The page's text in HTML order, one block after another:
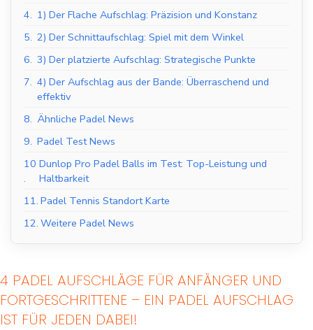
4. 1) Der Flache Aufschlag: Präzision und Konstanz
5. 2) Der Schnittaufschlag: Spiel mit dem Winkel
6. 3) Der platzierte Aufschlag: Strategische Punkte
7. 4) ⁤Der Aufschlag aus der Bande: Überraschend⁤ und
effektiv
8. Ähnliche Padel News
9. Padel Test News
10
.
Dunlop Pro Padel Balls im Test: Top-Leistung und
Haltbarkeit
11. Padel Tennis Standort Karte
12. Weitere Padel News
4 PADEL AUFSCHLÄGE FÜR ANFÄNGER UND
FORTGESCHRITTENE – EIN PADEL AUFSCHLAG
IST FÜR JEDEN DABEI!